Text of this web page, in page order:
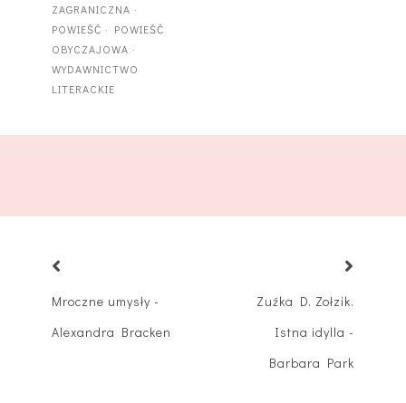
ZAGRANICZNA ·
POWIEŚĆ · POWIEŚĆ
OBYCZAJOWA ·
WYDAWNICTWO
LITERACKIE
Mroczne umysły -
Alexandra Bracken
Zuźka D. Zołzik.
Istna idylla -
Barbara Park